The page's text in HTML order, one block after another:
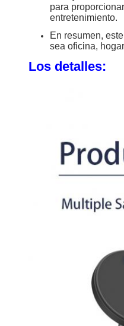
para
entretenimiento.
En resumen,
sea oficina,
Los detalles: